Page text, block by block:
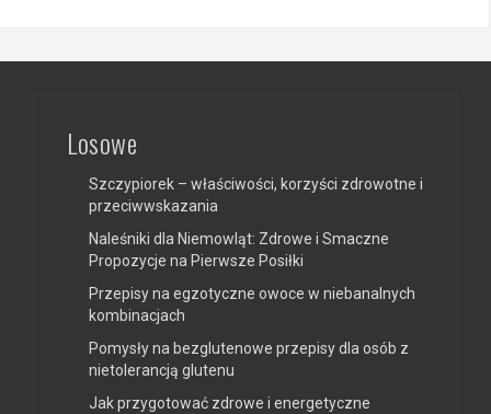
Losowe
Szczypiorek – właściwości, korzyści zdrowotne i
przeciwwskazania
Naleśniki dla Niemowląt: Zdrowe i Smaczne
Propozycje na Pierwsze Posiłki
Przepisy na egzotyczne owoce w niebanalnych
kombinacjach
Pomysły na bezglutenowe przepisy dla osób z
nietolerancją glutenu
Jak przygotować zdrowe i energetyczne